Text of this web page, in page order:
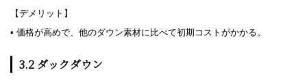
【デメリット】
• 価格が高めで、他のダウン素材に比べて初期コストがかかる。
3.2 ダックダウン